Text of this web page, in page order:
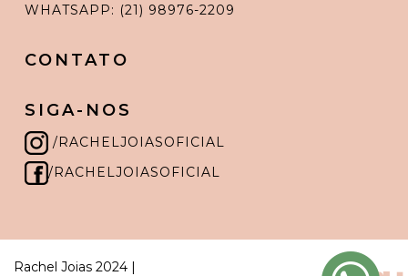
WHATSAPP: (21) 98976-2209
CONTATO
SIGA-NOS
/RACHELJOIASOFICIAL
/RACHELJOIASOFICIAL
Rachel Joias 2024 |